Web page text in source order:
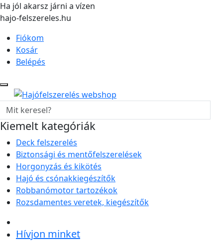
Ha jól akarsz járni a vízen
hajo-felszereles.hu
Fiókom
Kosár
Belépés
Kiemelt kategóriák
Deck felszerelés
Biztonsági és mentőfelszerelések
Horgonyzás és kikötés
Hajó és csónakkiegészítők
Robbanómotor tartozékok
Rozsdamentes veretek, kiegészítők
Hívjon minket